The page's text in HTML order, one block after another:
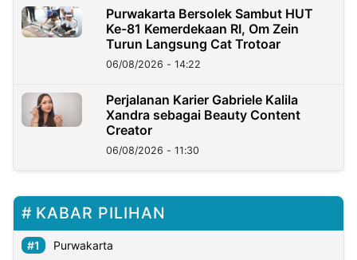
Purwakarta Bersolek Sambut HUT
Ke-81 Kemerdekaan RI, Om Zein
Turun Langsung Cat Trotoar
06/08/2026 - 14:22
Perjalanan Karier Gabriele Kalila
Xandra sebagai Beauty Content
Creator
06/08/2026 - 11:30
KABAR PILIHAN
Purwakarta